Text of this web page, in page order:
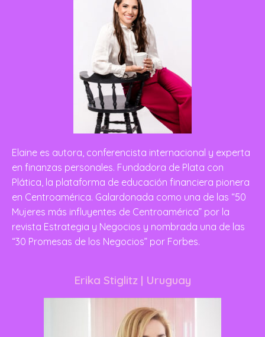
Elaine es autora, conferencista internacional y experta
en finanzas personales. Fundadora de Plata con
Plática, la plataforma de educación financiera pionera
en Centroamérica. Galardonada como una de las “50
Mujeres más influyentes de Centroamérica” por la
revista Estrategia y Negocios y nombrada una de las
“30 Promesas de los Negocios” por Forbes.
Erika Stiglitz | Uruguay